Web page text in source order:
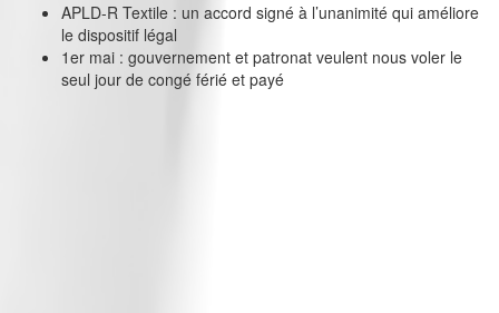
APLD-R Textile : un accord signé à l’unanimité qui améliore
le dispositif légal
1er mai : gouvernement et patronat veulent nous voler le
seul jour de congé férié et payé